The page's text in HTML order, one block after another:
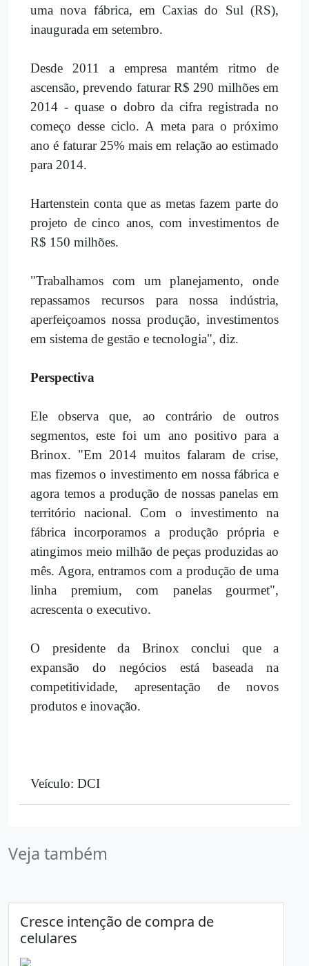
uma nova fábrica, em Caxias do Sul (RS),
inaugurada em setembro.
Desde 2011 a empresa mantém ritmo de
ascensão, prevendo faturar R$ 290 milhões em
2014 - quase o dobro da cifra registrada no
começo desse ciclo. A meta para o próximo
ano é faturar 25% mais em relação ao estimado
para 2014.
Hartenstein conta que as metas fazem parte do
projeto de cinco anos, com investimentos de
R$ 150 milhões.
"Trabalhamos com um planejamento, onde
repassamos recursos para nossa indústria,
aperfeiçoamos nossa produção, investimentos
em sistema de gestão e tecnologia", diz.
Perspectiva
Ele observa que, ao contrário de outros
segmentos, este foi um ano positivo para a
Brinox. "Em 2014 muitos falaram de crise,
mas fizemos o investimento em nossa fábrica e
agora temos a produção de nossas panelas em
território nacional. Com o investimento na
fábrica incorporamos a produção própria e
atingimos meio milhão de peças produzidas ao
mês. Agora, entramos com a produção de uma
linha premium, com panelas gourmet",
acrescenta o executivo.
O presidente da Brinox conclui que a
expansão do negócios está baseada na
competitividade, apresentação de novos
produtos e inovação.
Veículo: DCI
Veja também
Cresce intenção de compra de
celulares